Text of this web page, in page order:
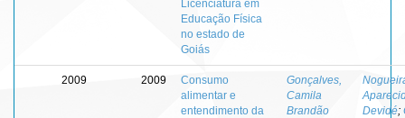
Licenciatura em
Educação Física
no estado de
Goiás
2009 2009
Consumo
alimentar e
entendimento da
Gonçalves,
Camila
Brandão
Devidé;